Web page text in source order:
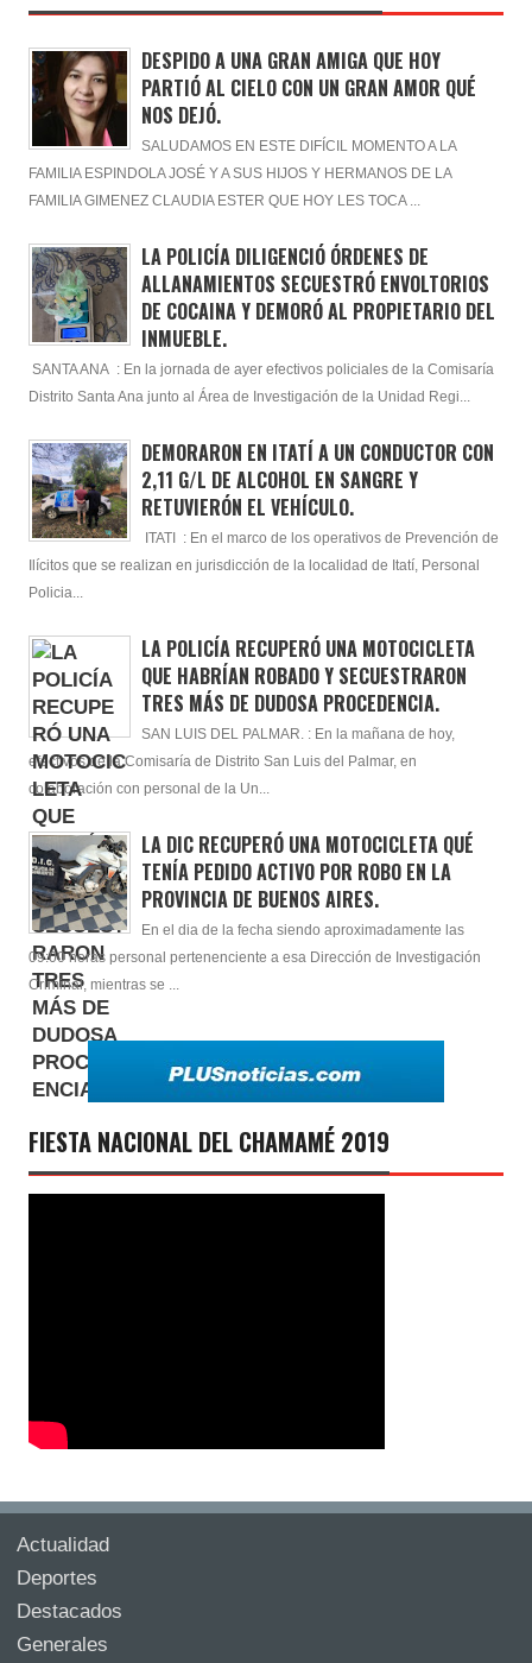
DESPIDO A UNA GRAN AMIGA QUE HOY
PARTIÓ AL CIELO CON UN GRAN AMOR QUÉ
NOS DEJÓ.
SALUDAMOS EN ESTE DIFÍCIL MOMENTO A LA
FAMILIA ESPINDOLA JOSÉ Y A SUS HIJOS Y HERMANOS DE LA
FAMILIA GIMENEZ CLAUDIA ESTER QUE HOY LES TOCA ...
LA POLICÍA DILIGENCIÓ ÓRDENES DE
ALLANAMIENTOS SECUESTRÓ ENVOLTORIOS
DE COCAINA Y DEMORÓ AL PROPIETARIO DEL
INMUEBLE.
SANTA ANA : En la jornada de ayer efectivos policiales de la Comisaría
Distrito Santa Ana junto al Área de Investigación de la Unidad Regi...
DEMORARON EN ITATÍ A UN CONDUCTOR CON
2,11 G/L DE ALCOHOL EN SANGRE Y
RETUVIERÓN EL VEHÍCULO.
ITATI : En el marco de los operativos de Prevención de
Ilícitos que se realizan en jurisdicción de la localidad de Itatí, Personal
Policia...
LA POLICÍA RECUPERÓ UNA MOTOCICLETA
QUE HABRÍAN ROBADO Y SECUESTRARON
TRES MÁS DE DUDOSA PROCEDENCIA.
SAN LUIS DEL PALMAR. : En la mañana de hoy,
efectivos de la Comisaría de Distrito San Luis del Palmar, en
colaboración con personal de la Un...
LA DIC RECUPERÓ UNA MOTOCICLETA QUÉ
TENÍA PEDIDO ACTIVO POR ROBO EN LA
PROVINCIA DE BUENOS AIRES.
En el dia de la fecha siendo aproximadamente las
09:00 horas personal pertenenciente a esa Dirección de Investigación
Criminal, mientras se ...
FIESTA NACIONAL DEL CHAMAMÉ 2019
Actualidad
Deportes
Destacados
Generales